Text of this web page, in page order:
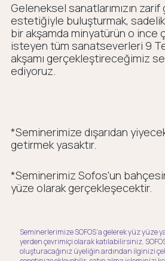
Geleneksel sanatlarımızın
estetiğiyle buluşturmak,
bir akşamda minyatürün o ince
isteyen tüm sanatseverleri 9
akşamı gerçekleştireceğimiz
ediyoruz.
*Seminerimize dışarıdan
getirmek yasaktır.
*Seminerimiz Sofos'un
yüze olarak gerçekleşecektir.
Seminerlerimize SOFOS’a gelerek yüz
yerden çevrimiçi olarak katılabilirsiniz.
oluşturacağınız üyeliğin ardından ilginizi